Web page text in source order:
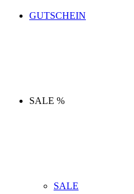
GUTSCHEIN
SALE %
SALE